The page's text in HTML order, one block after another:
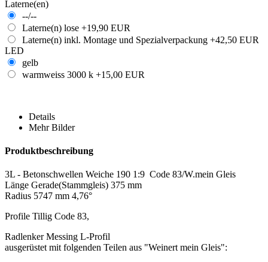
Laterne(en)
--/--
Laterne(n) lose +19,90 EUR
Laterne(n) inkl. Montage und Spezialverpackung +42,50 EUR
LED
gelb
warmweiss 3000 k +15,00 EUR
Details
Mehr Bilder
Produktbeschreibung
3L - Betonschwellen Weiche 190 1:9 Code 83/W.mein Gleis
Länge Gerade(Stammgleis) 375 mm
Radius 5747 mm 4,76°
Profile Tillig Code 83,
Radlenker Messing L-Profil
ausgerüstet mit folgenden Teilen aus "Weinert mein Gleis":